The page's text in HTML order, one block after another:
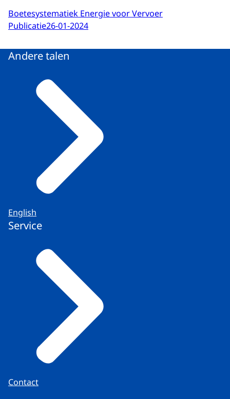
Boetesystematiek Energie voor Vervoer
Publicatie26-01-2024
Andere talen
English
Service
Contact